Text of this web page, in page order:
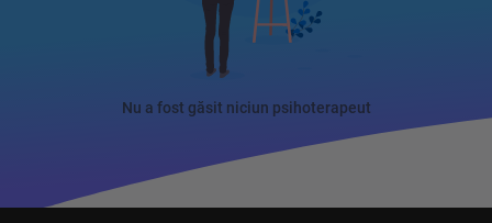
Nu a fost găsit niciun psihoterapeut